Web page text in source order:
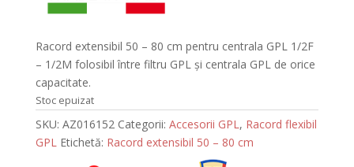
Racord extensibil 50 – 80 cm pentru centrala GPL 1/2F
– 1/2M folosibil între filtru GPL și centrala GPL de orice
capacitate.
Stoc epuizat
SKU: AZ016152 Categorii: Accesorii GPL, Racord flexibil
GPL Etichetă: Racord extensibil 50 – 80 cm